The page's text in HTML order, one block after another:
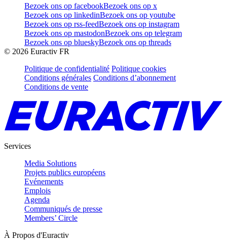
Bezoek ons op facebookBezoek ons op x
Bezoek ons op linkedinBezoek ons op youtube
Bezoek ons op rss-feedBezoek ons op instagram
Bezoek ons op mastodonBezoek ons op telegram
Bezoek ons op blueskyBezoek ons op threads
© 2026 Euractiv FR
Politique de confidentialité Politique cookies
Conditions générales Conditions d’abonnement
Conditions de vente
Services
Media Solutions
Projets publics européens
Evénements
Emplois
Agenda
Communiqués de presse
Members’ Circle
À Propos d'Euractiv